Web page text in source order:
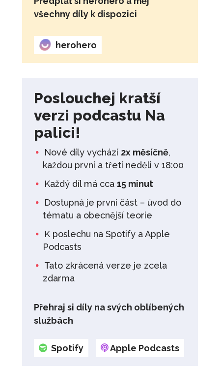
všechny díly k dispozici
herohero
Poslouchej kratší
verzi podcastu Na
palici!
Nové díly vychází 2x měsíčně,
každou první a třetí neděli v 18:00
Každý díl má cca15 minut
Dostupná je první část – úvod do
tématu a obecnější teorie
K poslechu na Spotify a Apple
Podcasts
Tato zkrácená verze je zcela
zdarma
Přehraj si díly na svých oblíbených
službách
Spotify Apple Podcasts